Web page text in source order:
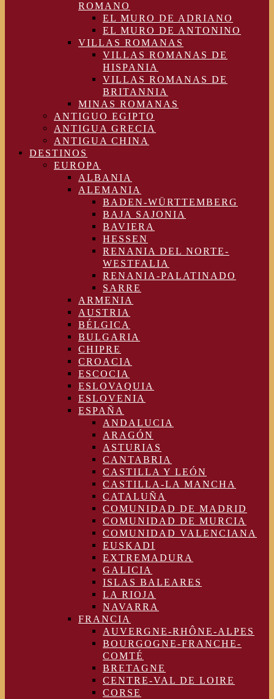
ROMANO
EL MURO DE ADRIANO
EL MURO DE ANTONINO
VILLAS ROMANAS
VILLAS ROMANAS DE
HISPANIA
VILLAS ROMANAS DE
BRITANNIA
MINAS ROMANAS
ANTIGUO EGIPTO
ANTIGUA GRECIA
ANTIGUA CHINA
DESTINOS
EUROPA
ALBANIA
ALEMANIA
BADEN-WÜRTTEMBERG
BAJA SAJONIA
BAVIERA
HESSEN
RENANIA DEL NORTE-
WESTFALIA
RENANIA-PALATINADO
SARRE
ARMENIA
AUSTRIA
BÉLGICA
BULGARIA
CHIPRE
CROACIA
ESCOCIA
ESLOVAQUIA
ESLOVENIA
ESPAÑA
ANDALUCIA
ARAGÓN
ASTURIAS
CANTABRIA
CASTILLA Y LEÓN
CASTILLA-LA MANCHA
CATALUÑA
COMUNIDAD DE MADRID
COMUNIDAD DE MURCIA
COMUNIDAD VALENCIANA
EUSKADI
EXTREMADURA
GALICIA
ISLAS BALEARES
LA RIOJA
NAVARRA
FRANCIA
AUVERGNE-RHÔNE-ALPES
BOURGOGNE-FRANCHE-
COMTÉ
BRETAGNE
CENTRE-VAL DE LOIRE
CORSE